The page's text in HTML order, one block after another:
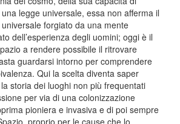
legge universale, essa non afferma il
forgiato da una mente
dell’esperienza degli uomini; oggi è il
a rendere possibile il ritrovare
guardarsi intorno per comprendere
Qui la scelta diventa saper
storia dei luoghi non più frequentati
per via di una colonizzazione
pioniera e invasiva e di poi sempre
proprio per le cause che lo